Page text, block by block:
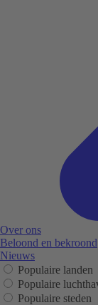
Over ons
Beloond en bekroond
Nieuws
Populaire landen
Populaire
Populaire steden